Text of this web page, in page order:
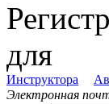
для
Инструктора
Электронная